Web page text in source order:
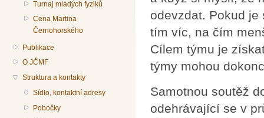
Turnaj mladých fyziků
Cena Martina
Černohorského
Publikace
O JČMF
Struktura a kontakty
Sídlo, kontaktní adresy
Pobočky
odevzdat. Pokud
tím víc, na čím
Cílem týmu je
týmy mohou
Samotnou soutěž
odehrávající se v